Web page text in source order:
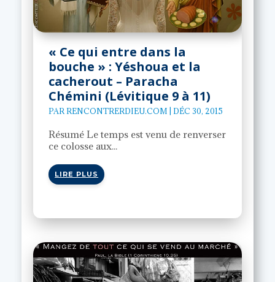
« Ce qui entre dans la
bouche » : Yéshoua et la
cacherout – Paracha
Chémini (Lévitique 9 à 11)
PAR RENCONTRERDIEU.COM DÉC 30, 2015
Résumé Le temps est venu de renverser
ce colosse aux...
LIRE PLUS